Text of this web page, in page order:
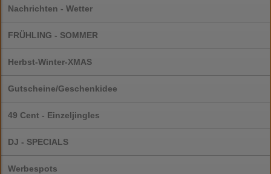
Nachrichten - Wetter
FRÜHLING - SOMMER
Herbst-Winter-XMAS
Gutscheine/Geschenkidee
49 Cent - Einzeljingles
DJ - SPECIALS
Werbespots